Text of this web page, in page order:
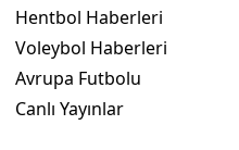
Hentbol Haberleri
Voleybol Haberleri
Avrupa Futbolu
Canlı Yayınlar